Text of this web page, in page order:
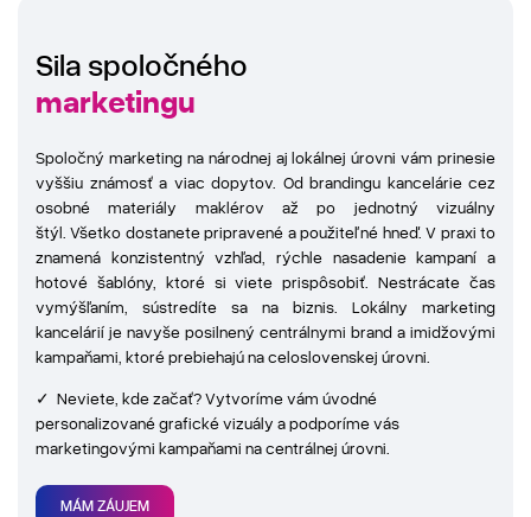
Sila spoločného
marketingu
Spoločný marketing na národnej aj lokálnej úrovni vám prinesie
vyššiu známosť a viac dopytov. Od brandingu kancelárie cez
osobné materiály maklérov až po jednotný vizuálny
štýl. Všetko dostanete pripravené a použiteľné hneď. V praxi to
znamená konzistentný vzhľad, rýchle nasadenie kampaní a
hotové šablóny, ktoré si viete prispôsobiť. Nestrácate čas
vymýšľaním, sústredíte sa na biznis. Lokálny marketing
kancelárií je navyše posilnený centrálnymi brand a imidžovými
kampaňami, ktoré prebiehajú na celoslovenskej úrovni.
✓ Neviete, kde začať? Vytvoríme vám úvodné
personalizované grafické vizuály a podporíme vás
marketingovými kampaňami na centrálnej úrovni.
MÁM ZÁUJEM